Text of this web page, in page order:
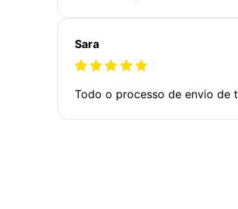
Sara
Todo o processo de envio de